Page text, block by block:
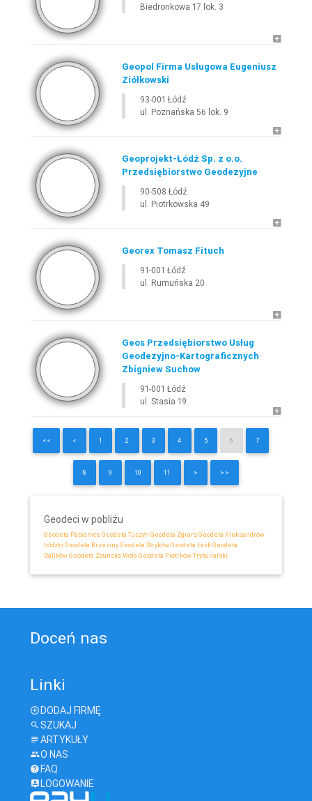
Biedronkowa 17 lok. 3
Geopol Firma Usługowa Eugeniusz
Ziółkowski
93-001 Łódź
ul. Poznańska 56 lok. 9
Geoprojekt-Łódź Sp. z o.o.
Przedsiębiorstwo Geodezyjne
90-508 Łódź
ul. Piotrkowska 49
Georex Tomasz Fituch
91-001 Łódź
ul. Rumuńska 20
Geos Przedsiębiorstwo Usług
Geodezyjno-Kartograficznych
Zbigniew Suchow
91-001 Łódź
ul. Stasia 19
<< < 1 2 3 4 5 6 7
8 9 10 11 > >>
Geodeci w pobliżu
Geodeta Pabianice Geodeta Tuszyn Geodeta Zgierz Geodeta Aleksandrów
Łódzki Geodeta Brzeziny Geodeta Stryków Geodeta Łask Geodeta
Dalików Geodeta Zduńska Wola Geodeta Piotrków Trybunalski
Doceń nas
Linki
DODAJ FIRMĘ
SZUKAJ
ARTYKUŁY
O NAS
FAQ
LOGOWANIE